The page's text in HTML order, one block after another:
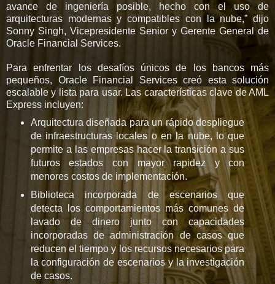
avance de ingeniería posible, hecho con el uso de
arquitecturas modernas y compatibles con la nube,” dijo
Sonny Singh, Vicepresidente Senior y Gerente General de
Oracle Financial Services.
Para enfrentar los desafíos únicos de los bancos más
pequeños, Oracle Financial Services creó esta solución
escalable y lista para usar. Las características clave de AML
Express incluyen:
Arquitectura diseñada para un rápido despliegue
de infraestructuras locales o en la nube, lo que
permite a las empresas hacer la transición a sus
futuros estados con mayor rapidez y con
menores costos de implementación.
Biblioteca incorporada de escenarios que
detecta los comportamientos más comunes de
lavado de dinero junto con capacidades
incorporadas de administración de casos que
reducen el tiempo y los recursos necesarios para
la configuración de escenarios y la investigación
de casos.